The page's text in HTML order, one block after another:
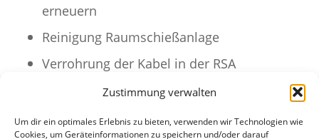
Zustimmung verwalten
Um dir ein optimales Erlebnis zu bieten, verwenden wir Technologien wie
Cookies, um Geräteinformationen zu speichern und/oder darauf
erneuern
Reinigung Raumschießanlage
Verrohrung der Kabel in der RSA
Geschossfang erneuern